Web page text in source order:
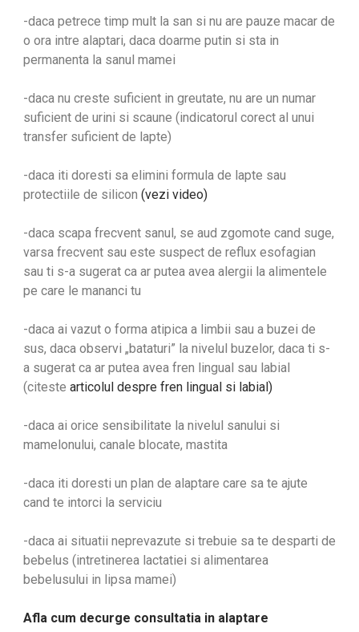
-daca petrece timp mult la san si nu are pauze macar de
o ora intre alaptari, daca doarme putin si sta in
permanenta la sanul mamei
-daca nu creste suficient in greutate, nu are un numar
suficient de urini si scaune (indicatorul corect al unui
transfer suficient de lapte)
-daca iti doresti sa elimini formula de lapte sau
protectiile de silicon (vezi video)
-daca scapa frecvent sanul, se aud zgomote cand suge,
varsa frecvent sau este suspect de reflux esofagian
sau ti s-a sugerat ca ar putea avea alergii la alimentele
pe care le mananci tu
-daca ai vazut o forma atipica a limbii sau a buzei de
sus, daca observi „bataturi” la nivelul buzelor, daca ti s-
a sugerat ca ar putea avea fren lingual sau labial
(citeste articolul despre fren lingual si labial)
-daca ai orice sensibilitate la nivelul sanului si
mamelonului, canale blocate, mastita
-daca iti doresti un plan de alaptare care sa te ajute
cand te intorci la serviciu
-daca ai situatii neprevazute si trebuie sa te desparti de
bebelus (intretinerea lactatiei si alimentarea
bebelusului in lipsa mamei)
Afla cum decurge consultatia in alaptare